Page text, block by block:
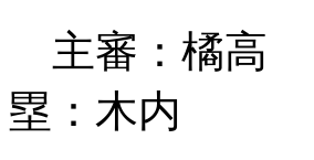
主審：橘
塁：木内